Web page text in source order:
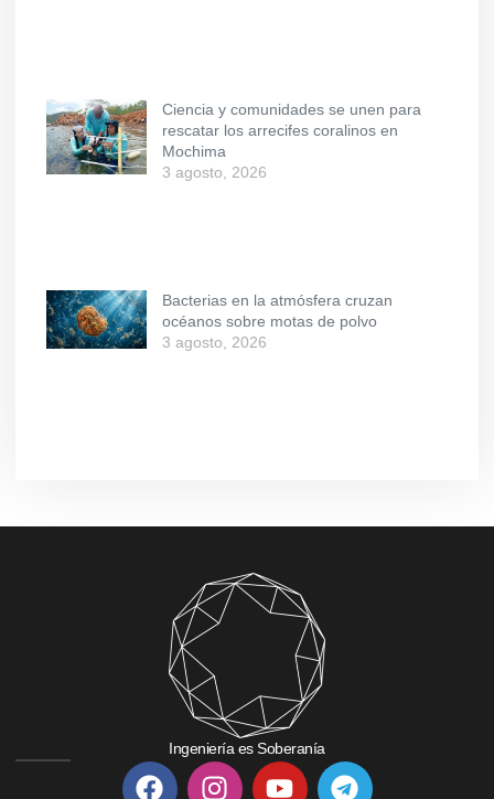
Ciencia y comunidades se unen para
rescatar los arrecifes coralinos en
Mochima
3 agosto, 2026
Bacterias en la atmósfera cruzan
océanos sobre motas de polvo
3 agosto, 2026
Ingeniería es Soberanía